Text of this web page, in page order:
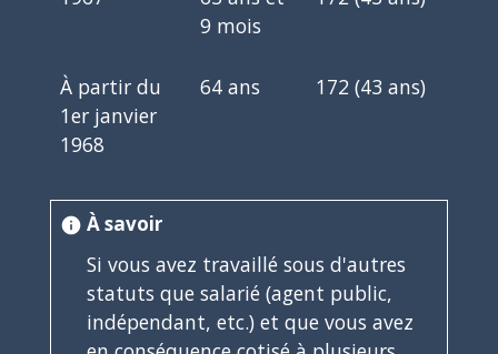
9 mois
À partir du
1er janvier
1968
64 ans 172 (43 ans)
info À savoir
Si vous avez travaillé sous d'autres
statuts que salarié (agent public,
indépendant, etc.) et que vous avez